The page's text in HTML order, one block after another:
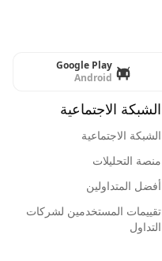
Google Play
Android
الشبكة الاجتماعية
الشبكة الاجتماعية
منصة التحليلات
أفضل المتداولين
تقييمات المستخدمين لشركات
التداول